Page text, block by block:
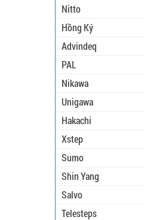
Nitto
Hồng Ký
Advindeq
PAL
Nikawa
Unigawa
Hakachi
Xstep
Sumo
Shin Yang
Salvo
Telesteps